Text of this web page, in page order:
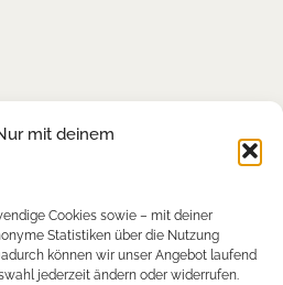
mit deinem
Cookies sowie – mit deiner
Statistiken über die Nutzung
können wir unser Angebot laufend
jederzeit ändern oder widerrufen.